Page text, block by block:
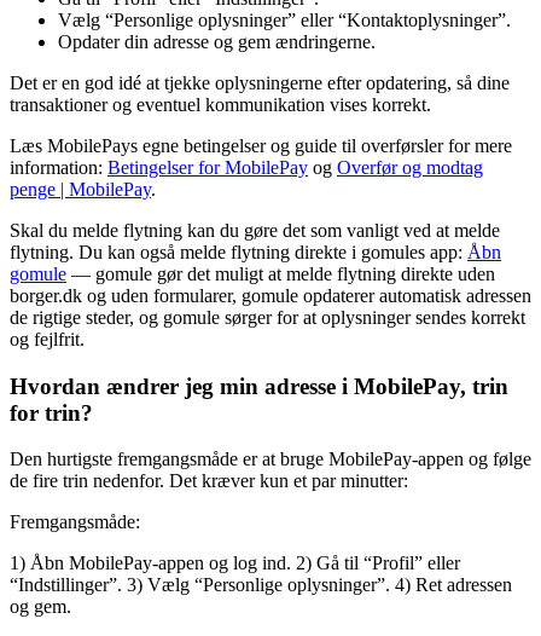
Vælg “Personlige oplysninger” eller “Kontaktoplysninger”.
Opdater din adresse og gem ændringerne.
Det er en god idé at tjekke oplysningerne efter opdatering, så dine
transaktioner og eventuel kommunikation vises korrekt.
Læs MobilePays egne betingelser og guide til overførsler for mere
information: Betingelser for MobilePay og Overfør og modtag
penge | MobilePay.
Skal du melde flytning kan du gøre det som vanligt ved at melde
flytning. Du kan også melde flytning direkte i gomules app: Åbn
gomule — gomule gør det muligt at melde flytning direkte uden
borger.dk og uden formularer, gomule opdaterer automatisk adressen
de rigtige steder, og gomule sørger for at oplysninger sendes korrekt
og fejlfrit.
Hvordan ændrer jeg min adresse i MobilePay, trin
for trin?
Den hurtigste fremgangsmåde er at bruge MobilePay-appen og følge
de fire trin nedenfor. Det kræver kun et par minutter:
Fremgangsmåde:
1) Åbn MobilePay-appen og log ind. 2) Gå til “Profil” eller
“Indstillinger”. 3) Vælg “Personlige oplysninger”. 4) Ret adressen
og gem.